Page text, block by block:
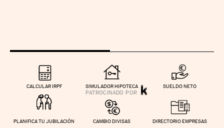
CALCULAR IRPF SIMULADOR HIPOTECA SUELDO NETO
PLANIFICA TU JUBILACIÓN CAMBIO DIVISAS DIRECTORIO EMPRESAS